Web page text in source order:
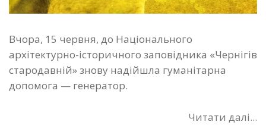
Вчора, 15 червня, до Національного
архітектурно-історичного заповідника «Чернігів
стародавній» знову надійшла гуманітарна
допомога — генератор.
Читати далі...